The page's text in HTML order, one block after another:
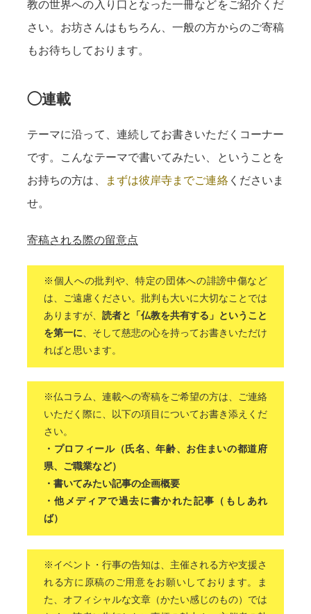
教の世界への入り口となった一冊などをご紹介くだ
さい。お坊さんはもちろん、一般の方からのご寄稿
もお待ちしております。
◯連載
テーマに沿って、連続してお書きいただくコーナー
です。こんなテーマで書いてみたい、ということを
お持ちの方は、
まずは彼岸寺までご連絡くださいま
せ。
寄稿される際の留意点
※個人への批判や、特定の団体への誹謗中傷など
は、ご遠慮ください。批判も大いに大切なことでは
ありますが、 読者と「仏教を共有する」ということ
を第一に 、そして慈悲の心を持ってお書きいただけ
ればと思います。
※仏コラム、連載への寄稿をご希望の方は、ご連絡
いただく際に、以下の項目についてお書き添えくだ
さい。
・プロフィール（氏名、年齢、お住まいの都道府
県、ご職業など）
・書いてみたい記事の企画概要
・他メディアで過去に書かれた記事（もしあれ
ば）
※イベント・行事の告知は、主催される方や支援さ
れる方に原稿のご用意をお願いしております。ま
た、オフィシャルな文章（かたい感じのもの）では